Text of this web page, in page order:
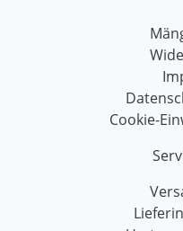
Cookie-